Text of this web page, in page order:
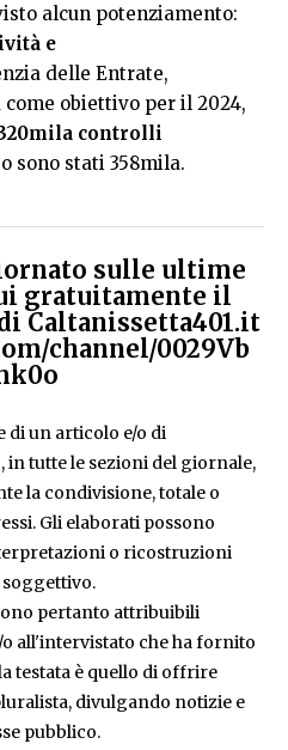
alcun potenziamento:
e
delle Entrate,
obiettivo per il 2024,
controlli
sono stati 358mila.
sulle ultime
gratuitamente il
Caltanissetta401.it
channel/0029Vb
di un articolo e/o di
tutte le sezioni del giornale,
la condivisione, totale o
Gli elaborati possono
o ricostruzioni
pertanto attribuibili
all'intervistato che ha fornito
testata è quello di offrire
divulgando notizie e
pubblico.